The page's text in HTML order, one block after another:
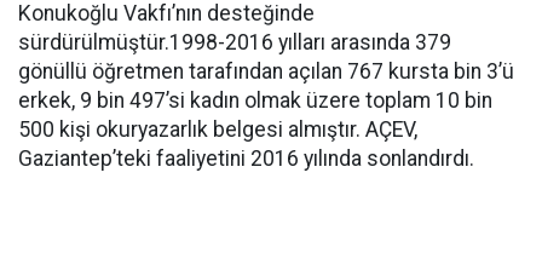
Konukoğlu Vakfı’nın desteğinde
sürdürülmüştür.1998-2016 yılları arasında 379
gönüllü öğretmen tarafından açılan 767 kursta bin 3’ü
erkek, 9 bin 497’si kadın olmak üzere toplam 10 bin
500 kişi okuryazarlık belgesi almıştır. AÇEV,
Gaziantep’teki faaliyetini 2016 yılında sonlandırdı.